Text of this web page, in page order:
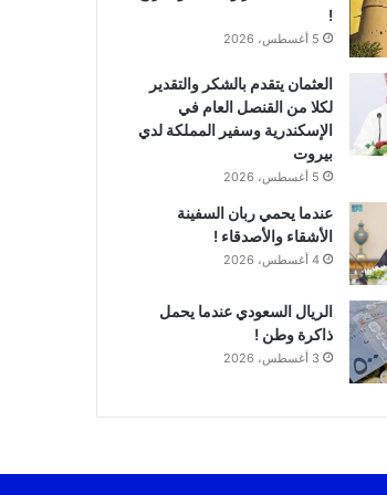
!
5 أغسطس، 2026
العثمان يتقدم بالشكر والتقدير
لكلا من القنصل العام في
الإسكندرية وسفير المملكة لدي
بيروت
5 أغسطس، 2026
عندما يحمي ربان السفينة
الأشقاء والأصدقاء !
4 أغسطس، 2026
الريال السعودي عندما يحمل
ذاكرة وطن !
3 أغسطس، 2026